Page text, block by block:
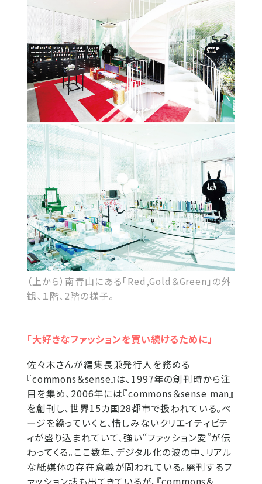
（上から）南青山にある「Red,Gold＆Green」の外
観、１階、2階の様子。
「大好きなファッションを買い続けるために」
佐々木さんが編集長兼発行人を務める
『commons＆sense』は、1997年の創刊時から注
目を集め、2006年には『commons＆sense man』
を創刊し、世界15カ国28都市で扱われている。ペ
ージを繰っていくと、惜しみないクリエイティビテ
ィが盛り込まれていて、強い“ファッション愛”が伝
わってくる。ここ数年、デジタル化の波の中、リアル
な紙媒体の存在意義が問われている。廃刊するフ